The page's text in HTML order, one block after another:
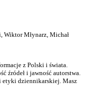
Wiktor Młynarz, Michał
z Polski i świata.
źródeł i jawność autorstwa.
etyki dziennikarskiej. Masz